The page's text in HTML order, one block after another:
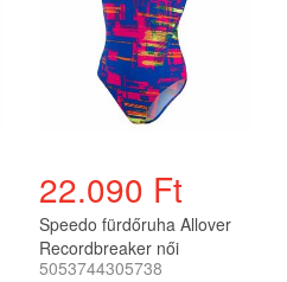
22.090 Ft
Speedo fürdőruha Allover
Recordbreaker női
5053744305738